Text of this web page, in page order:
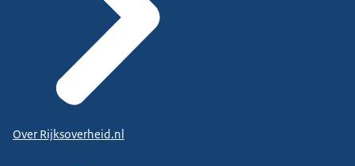
Over Rijksoverheid.nl